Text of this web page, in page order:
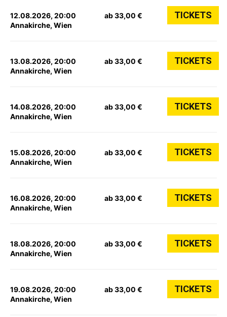
12.08.2026, 20:00
Annakirche, Wien
ab 33,00 € TICKETS
13.08.2026, 20:00
Annakirche, Wien
ab 33,00 € TICKETS
14.08.2026, 20:00
Annakirche, Wien
ab 33,00 € TICKETS
15.08.2026, 20:00
Annakirche, Wien
ab 33,00 € TICKETS
16.08.2026, 20:00
Annakirche, Wien
ab 33,00 € TICKETS
18.08.2026, 20:00
Annakirche, Wien
ab 33,00 € TICKETS
19.08.2026, 20:00
Annakirche, Wien
ab 33,00 € TICKETS